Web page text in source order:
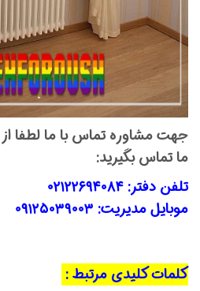
جهت مشاوره تماس با ما لطفا
ما تماس بگیرید:
تلفن دفتر: ۰۲۱۲۲۶۹۴۰۸۴
موبایل مدیریت: ۰۹۱۲۵۰۳۹۰۰۳
کلمات کلیدی مرتبط :